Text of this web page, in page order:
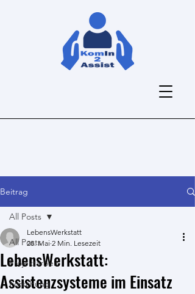
Beitrag
All Posts
Projektarbeit
Forschung
All Posts
LebensWerkstatt:
Assistenzsysteme im Einsatz
LebensWerkstatt
28. Mai 2 Min. Lesezeit